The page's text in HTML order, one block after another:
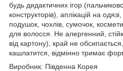
будь дидактичних ігор
конструкторів), аплікацій на
подушок, чохлів, сумочок,
для волосся. Не алергенний,
від картону), край не
кашлатится, відмінно тримає
Виробник: Південна Корея